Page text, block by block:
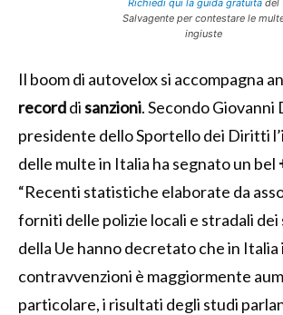
Salvagente per contestare le
ingiuste
Il boom di autovelox si accompagna
recorddisanzioni. Secondo Giovanni
presidente dello Sportello dei Diritti
delle multe in Italia ha segnato un bel
“Recenti statistiche elaborate da
forniti delle polizie locali e stradali dei
della Ue hanno decretato che in Italia
contravvenzioni è maggiormente
particolare, i risultati degli studi